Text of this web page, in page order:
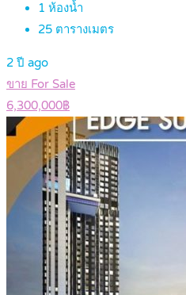
1 ห้องน้ำ
25 ตารางเมตร
2 ปี ago
ขาย For Sale
6,300,000฿